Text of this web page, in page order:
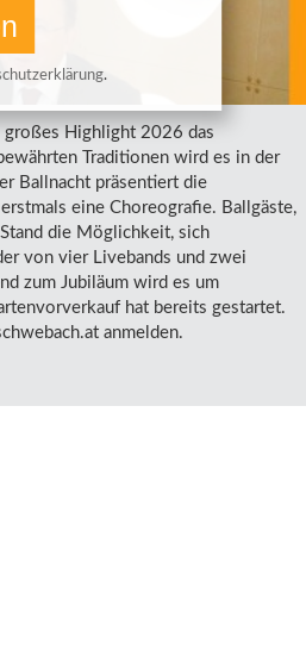
.
großes Highlight 2026 das
Traditionen wird es in der
Ballnacht präsentiert die
eine Choreografie. Ballgäste,
die Möglichkeit, sich
von vier Livebands und zwei
zum Jubiläum wird es um
hat bereits gestartet.
anmelden.